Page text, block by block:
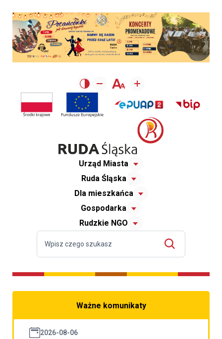
Urząd Miasta
Ruda Śląska
Dla mieszkańca
Gospodarka
Rudzkie NGO
Ważne komunikaty
2026-08-06